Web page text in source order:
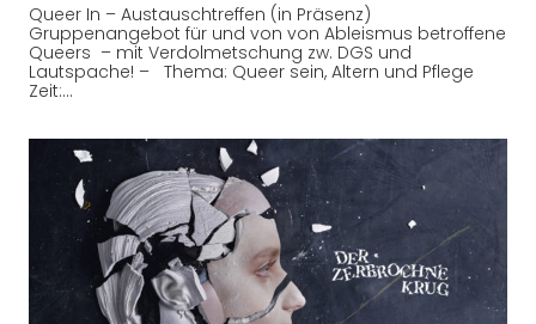
Queer In – Austauschtreffen (in Präsenz)
Gruppenangebot für und von von Ableismus betroffene
Queers – mit Verdolmetschung zw. DGS und
Lautspache! – Thema: Queer sein, Altern und Pflege
Zeit:…